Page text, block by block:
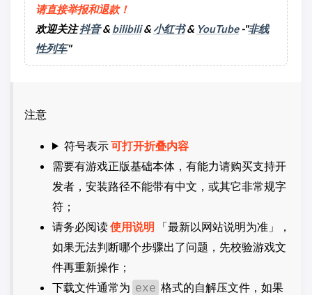
请直接举报和退款！
欢迎关注抖音& bilibili&小红书& YouTube-"非线
性列车"
注意
符号表示可打开折叠内容
需要有游戏正版基础本体，有能力请购买支持开
发者，安装路径不能带有中文，或其它非常规字
符；
请务必阅读使用说明
「最新以网站说明为准」，
如果无法判断哪个步骤出了问题，先校验游戏文
件再重新操作；
下载文件通常为 exe 格式的自解压文件，如果